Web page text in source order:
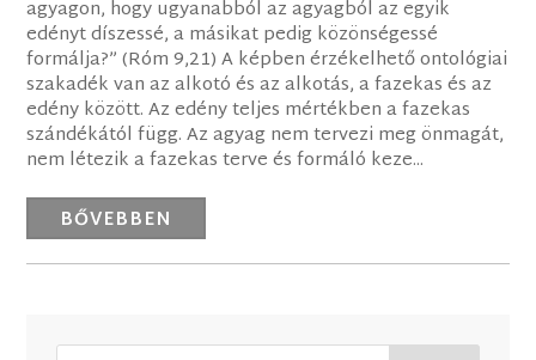
agyagon, hogy ugyanabból az agyagból az egyik
edényt díszessé, a másikat pedig közönségessé
formálja?” (Róm 9,21) A képben érzékelhető ontológiai
szakadék van az alkotó és az alkotás, a fazekas és az
edény között. Az edény teljes mértékben a fazekas
szándékától függ. Az agyag nem tervezi meg önmagát,
nem létezik a fazekas terve és formáló keze...
BŐVEBBEN